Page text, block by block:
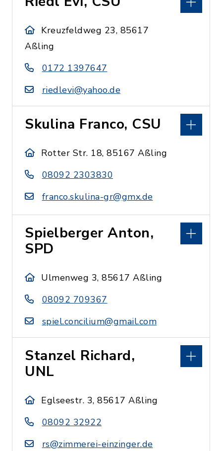
Kreuzfeldweg 23, 85617
Aßling
0172 1397647
riedlevi@yahoo.de
Skulina Franco, CSU
Rotter Str. 18, 85167 Aßling
08092 2303830
franco.skulina-gr@gmx.de
Spielberger Anton,
SPD
Ulmenweg 3, 85617 Aßling
08092 709367
spiel.concilium@gmail.com
Stanzel Richard,
UNL
Eglseestr. 3, 85617 Aßling
08092 32922
rs@zimmerei-einzinger.de